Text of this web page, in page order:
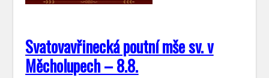
Svatovavřinecká poutní mše sv. v
Měcholupech – 8.8.